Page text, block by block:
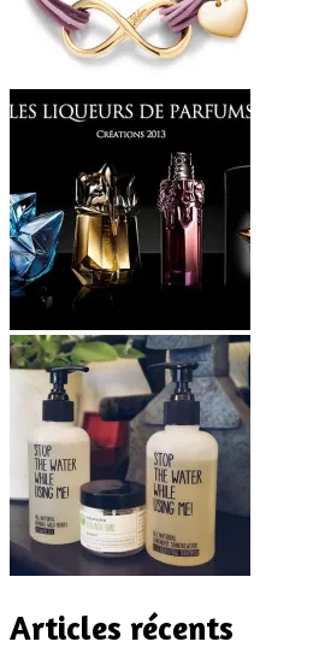
Articles récents